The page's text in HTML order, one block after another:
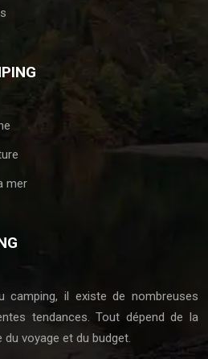
mer
camping, il existe de nombreuses
tendances. Tout dépend de la
voyage et du budget.